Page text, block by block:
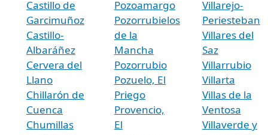
Castillo de
Garcimuñoz
Castillo-
Albaráñez
Cervera del
Llano
Chillarón de
Cuenca
Chumillas
Pozoamargo
Pozorrubielos
de la
Mancha
Pozorrubio
Pozuelo, El
Priego
Provencio,
El
Villarejo-
Periesteban
Villares del
Saz
Villarrubio
Villarta
Villas de la
Ventosa
Villaverde y